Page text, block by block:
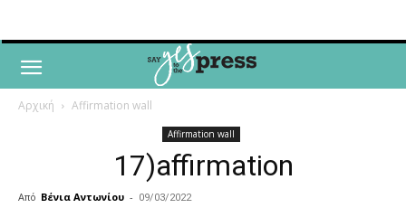
Αρχική Affirmation wall
Affirmation wall
17)affirmation
Από Βένια Αντωνίου - 09/03/2022